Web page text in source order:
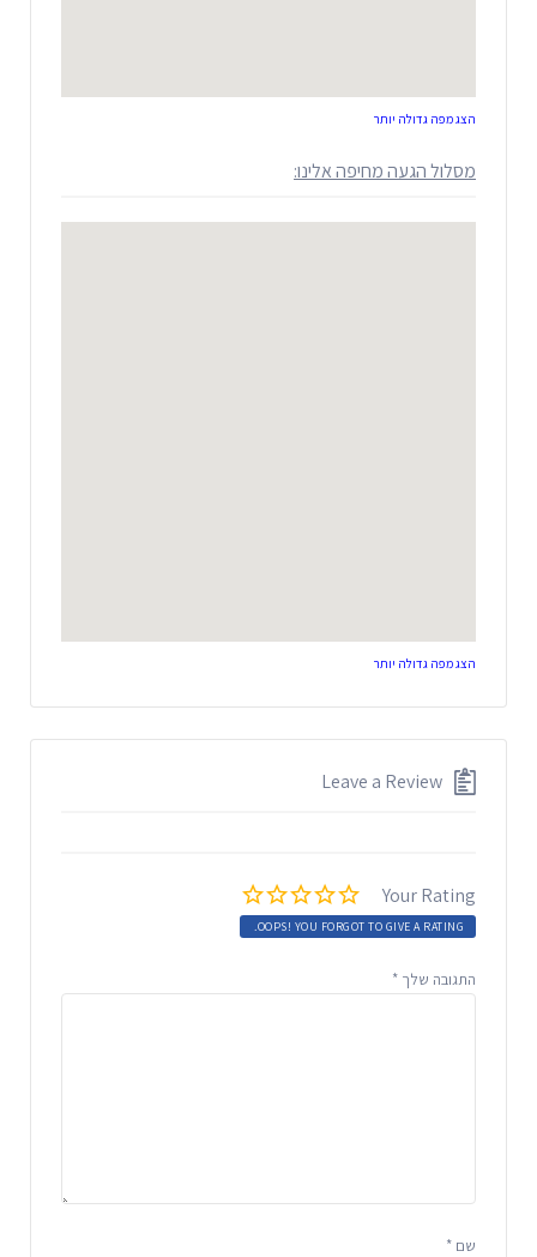
הצג מפה גדולה יותר
מסלול הגעה מחיפה אלינו:
הצג מפה גדולה יותר
Leave a Review
Your Rating
OOPS! YOU FORGOT TO GIVE A RATING.
התגובה שלך *
שם *